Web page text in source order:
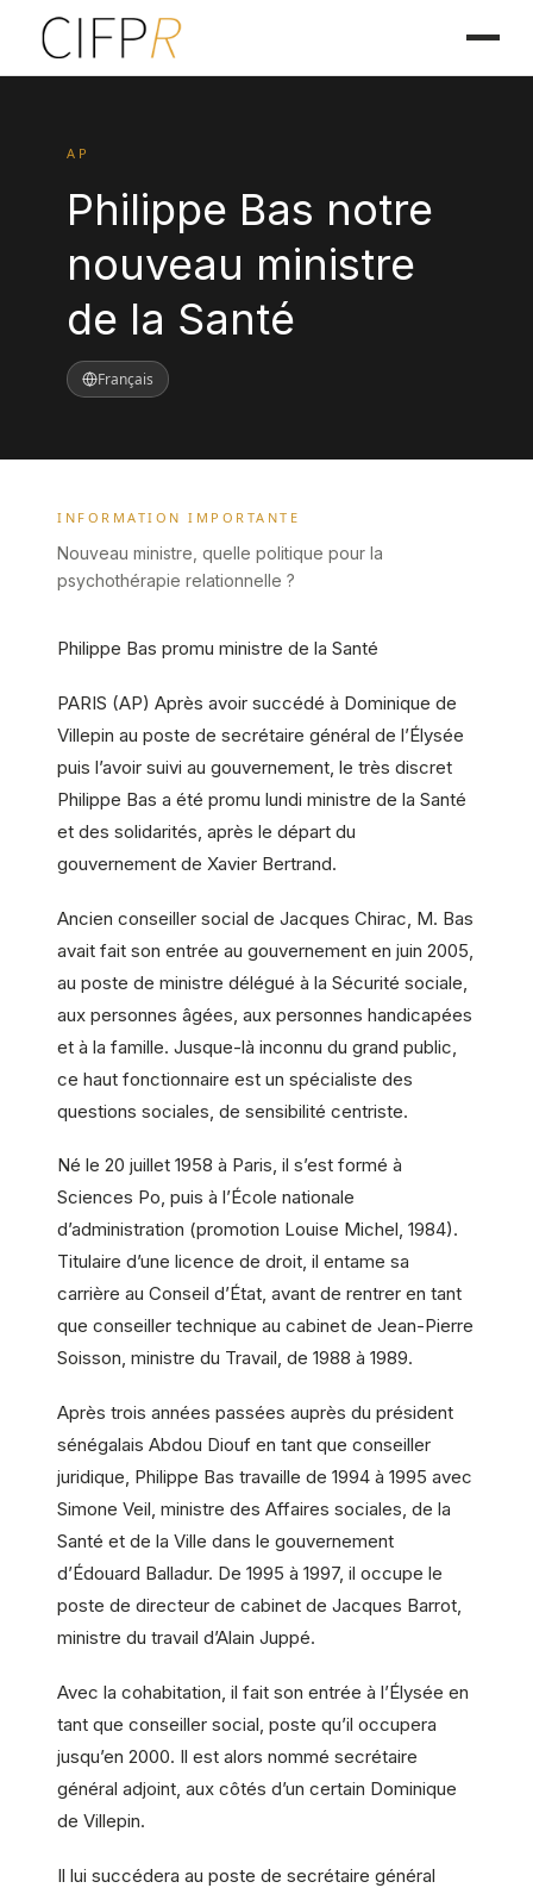
AP
Philippe Bas notre
nouveau ministre
de la Santé
Français
INFORMATION IMPORTANTE
Nouveau ministre, quelle politique pour la
psychothérapie relationnelle ?
Philippe Bas promu ministre de la Santé
PARIS (AP) Après avoir succédé à Dominique de
Villepin au poste de secrétaire général de l’Élysée
puis l’avoir suivi au gouvernement, le très discret
Philippe Bas a été promu lundi ministre de la Santé
et des solidarités, après le départ du
gouvernement de Xavier Bertrand.
Ancien conseiller social de Jacques Chirac, M. Bas
avait fait son entrée au gouvernement en juin 2005,
au poste de ministre délégué à la Sécurité sociale,
aux personnes âgées, aux personnes handicapées
et à la famille. Jusque-là inconnu du grand public,
ce haut fonctionnaire est un spécialiste des
questions sociales, de sensibilité centriste.
Né le 20 juillet 1958 à Paris, il s’est formé à
Sciences Po, puis à l’École nationale
d’administration (promotion Louise Michel, 1984).
Titulaire d’une licence de droit, il entame sa
carrière au Conseil d’État, avant de rentrer en tant
que conseiller technique au cabinet de Jean-Pierre
Soisson, ministre du Travail, de 1988 à 1989.
Après trois années passées auprès du président
sénégalais Abdou Diouf en tant que conseiller
juridique, Philippe Bas travaille de 1994 à 1995 avec
Simone Veil, ministre des Affaires sociales, de la
Santé et de la Ville dans le gouvernement
d’Édouard Balladur. De 1995 à 1997, il occupe le
poste de directeur de cabinet de Jacques Barrot,
ministre du travail d’Alain Juppé.
Avec la cohabitation, il fait son entrée à l’Élysée en
tant que conseiller social, poste qu’il occupera
jusqu’en 2000. Il est alors nommé secrétaire
général adjoint, aux côtés d’un certain Dominique
de Villepin.
Il lui succédera au poste de secrétaire général